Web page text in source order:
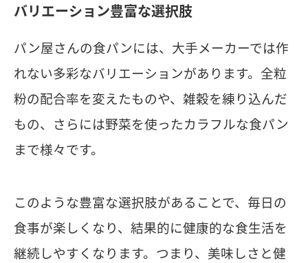
バリエーション豊富な選択肢
パン屋さんの食パンには、大手メーカーでは作
れない多彩なバリエーションがあります。全粒
粉の配合率を変えたものや、雑穀を練り込んだ
もの、さらには野菜を使ったカラフルな食パン
まで様々です。
このような豊富な選択肢があることで、毎日の
食事が楽しくなり、結果的に健康的な食生活を
継続しやすくなります。つまり、美味しさと健